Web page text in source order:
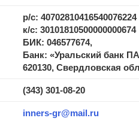
р/c: 40702810416540076224
к/с: 30101810500000000674
БИК: 046577674,
Банк: «Уральский банк
620130, Свердловская
(343) 301-08-20
inners-gr@mail.ru